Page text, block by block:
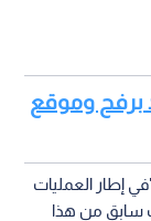
برفح وموقع
إطار العمليات
سابق من هذا